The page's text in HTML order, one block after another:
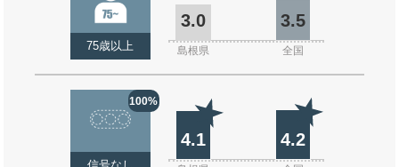
75歳以上
3.0 3.5
島根県 全国
100%
4.1 4.2